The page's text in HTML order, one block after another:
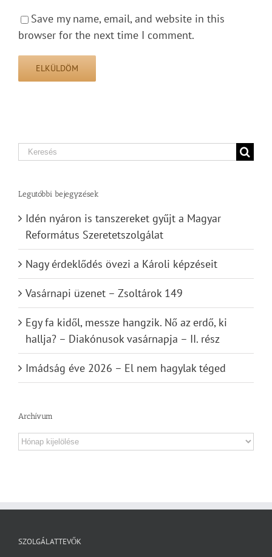
Save my name, email, and website in this
browser for the next time I comment.
Search
Legutóbbi bejegyzések
Idén nyáron is tanszereket gyűjt a Magyar
Református Szeretetszolgálat
Nagy érdeklődés övezi a Károli képzéseit
Vasárnapi üzenet – Zsoltárok 149
Egy fa kidől, messze hangzik. Nő az erdő, ki
hallja? – Diakónusok vasárnapja – II. rész
Imádság éve 2026 – El nem hagylak téged
Archívum
Archívum
SZOLGÁLATTEVŐK